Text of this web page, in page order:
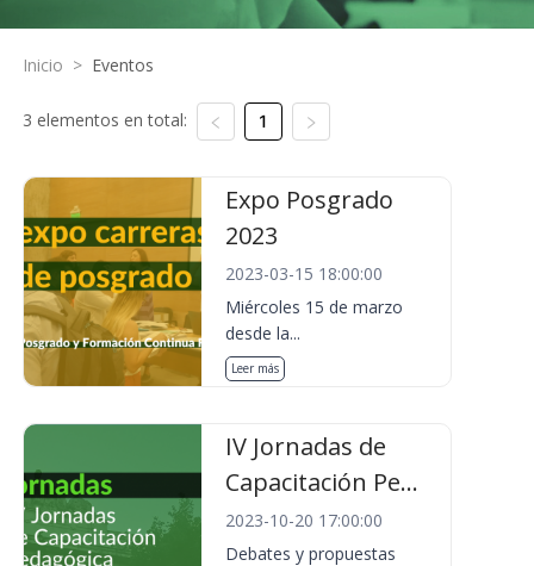
Inicio > Eventos
3 elementos en total: 1
Expo Posgrado
2023
2023-03-15 18:00:00
Miércoles 15 de marzo
desde la...
Leer más
IV Jornadas de
Capacitación Pe...
2023-10-20 17:00:00
Debates y propuestas